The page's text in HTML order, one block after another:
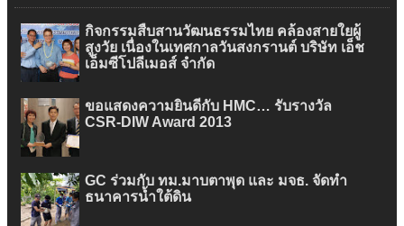
กิจกรรมสืบสานวัฒนธรรมไทย คล้องสายใยผู้
สูงวัย เนื่องในเทศกาลวันสงกรานต์ บริษัท เอ็ช
เอ็มซีโปลีเมอส์ จำกัด
ขอแสดงความยินดีกับ HMC… รับรางวัล
CSR-DIW Award 2013
GC ร่วมกับ ทม.มาบตาพุด และ มจธ. จัดทำ
ธนาคารน้ำใต้ดิน